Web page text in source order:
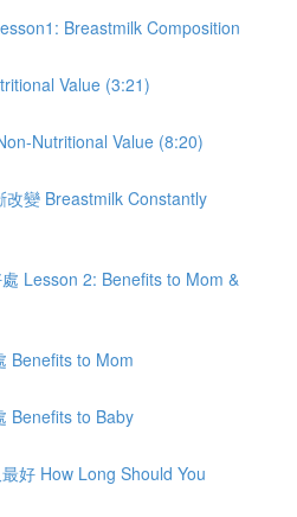
Breastmilk Composition
Value (3:21)
Nutritional Value (8:20)
改變 Breastmilk Constantly
Lesson 2: Benefits to Mom &
Benefits to Mom
Benefits to Baby
好 How Long Should You